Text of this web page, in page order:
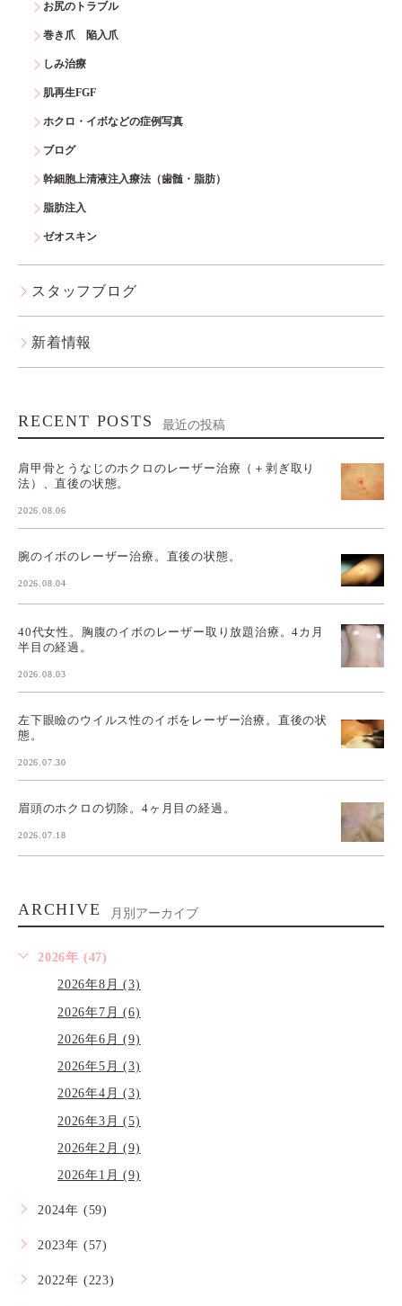
お尻のトラブル
巻き爪 陥入爪
しみ治療
肌再生FGF
ホクロ・イボなどの症例写真
ブログ
幹細胞上清液注入療法（歯髄・脂肪）
脂肪注入
ゼオスキン
スタッフブログ
新着情報
RECENT POSTS 最近の投稿
肩甲骨とうなじのホクロのレーザー治療（＋剥ぎ取り
法）、直後の状態。
2026.08.06
腕のイボのレーザー治療。直後の状態。
2026.08.04
40代女性。胸腹のイボのレーザー取り放題治療。4カ月
半目の経過。
2026.08.03
左下眼瞼のウイルス性のイボをレーザー治療。直後の状
態。
2026.07.30
眉頭のホクロの切除。4ヶ月目の経過。
2026.07.18
ARCHIVE 月別アーカイブ
2026年 (47)
2026年8月 (3)
2026年7月 (6)
2026年6月 (9)
2026年5月 (3)
2026年4月 (3)
2026年3月 (5)
2026年2月 (9)
2026年1月 (9)
2024年 (59)
2023年 (57)
2022年 (223)